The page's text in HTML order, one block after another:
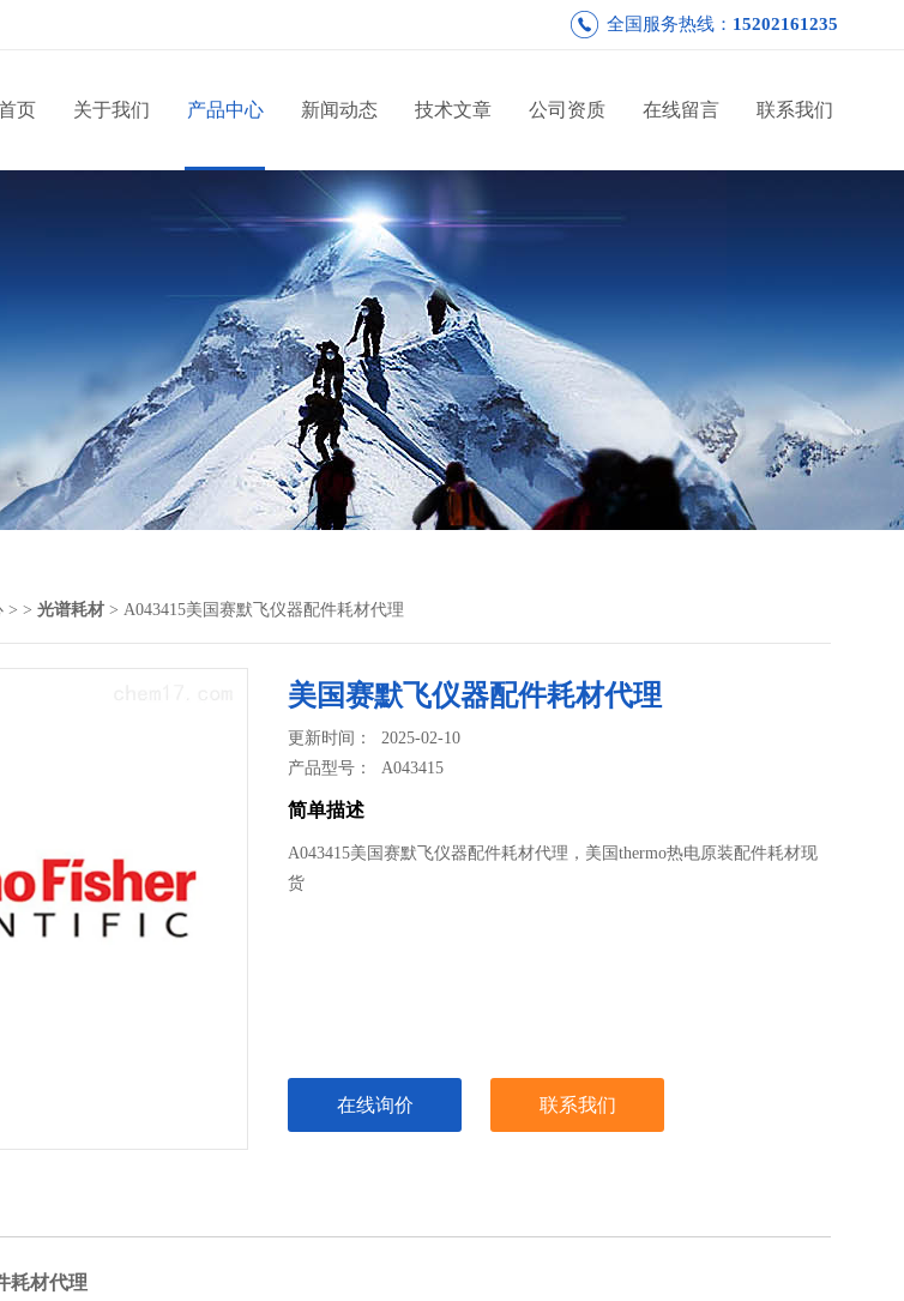
全国服务热线： 15202161235
页 关于我们 产品中心 新闻动态 技术文章 公司资质 在线留言 联系我们
> > 光谱耗材 > A043415美国赛默飞仪器配件耗材代理
美国赛默飞仪器配件耗材代理
更新时间： 2025-02-10
产品型号：A043415
简单描述
A043415美国赛默飞仪器配件耗材代理，美国thermo热电原装配件耗材现
货
在线询价 联系我们
耗材代理